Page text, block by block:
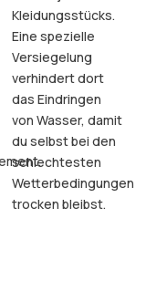
Kleidungsstücks.
Eine spezielle
Versiegelung
verhindert dort
das Eindringen
von Wasser, damit
du selbst bei den
schlechtesten
Wetterbedingungen
trocken bleibst.